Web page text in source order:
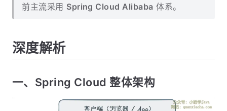
前主流采用 Spring Cloud Alibaba 体系。
深度解析
一、Spring Cloud 整体架构